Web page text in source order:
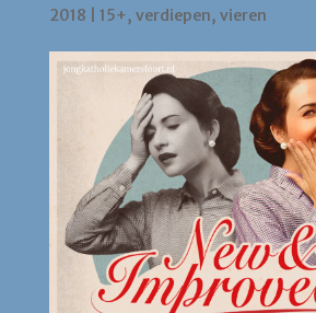
2018
15+, verdiepen, vieren